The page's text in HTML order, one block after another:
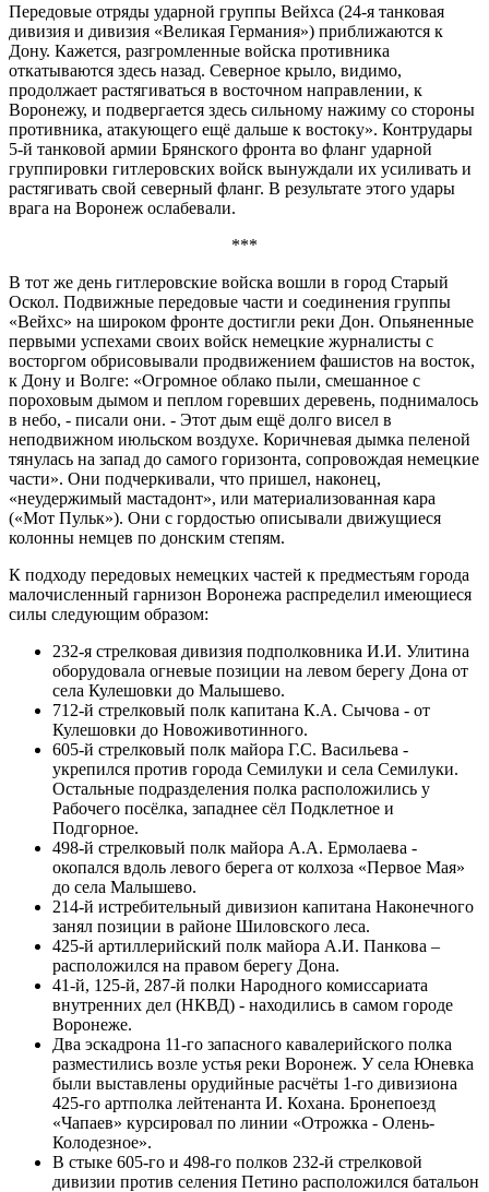
Передовые отряды ударной группы Вейхса (24-я танковая
дивизия и дивизия «Великая Германия») приближаются к
Дону. Кажется, разгромленные войска противника
откатываются здесь назад. Северное крыло, видимо,
продолжает растягиваться в восточном направлении, к
Воронежу, и подвергается здесь сильному нажиму со стороны
противника, атакующего ещё дальше к востоку». Контрудары
5-й танковой армии Брянского фронта во фланг ударной
группировки гитлеровских войск вынуждали их усиливать и
растягивать свой северный фланг. В результате этого удары
врага на Воронеж ослабевали.
***
В тот же день гитлеровские войска вошли в город Старый
Оскол. Подвижные передовые части и соединения группы
«Вейхс» на широком фронте достигли реки Дон. Опьяненные
первыми успехами своих войск немецкие журналисты с
восторгом обрисовывали продвижением фашистов на восток,
к Дону и Волге: «Огромное облако пыли, смешанное с
пороховым дымом и пеплом горевших деревень, поднималось
в небо, - писали они. - Этот дым ещё долго висел в
неподвижном июльском воздухе. Коричневая дымка пеленой
тянулась на запад до самого горизонта, сопровождая немецкие
части». Они подчеркивали, что пришел, наконец,
«неудержимый мастадонт», или материализованная кара
(«Мот Пульк»). Они с гордостью описывали движущиеся
колонны немцев по донским степям.
К подходу передовых немецких частей к предместьям города
малочисленный гарнизон Воронежа распределил имеющиеся
силы следующим образом:
232-я стрелковая дивизия подполковника И.И. Улитина
оборудовала огневые позиции на левом берегу Дона от
села Кулешовки до Малышево.
712-й стрелковый полк капитана К.А. Сычова - от
Кулешовки до Новоживотинного.
605-й стрелковый полк майора Г.С. Васильева -
укрепился против города Семилуки и села Семилуки.
Остальные подразделения полка расположились у
Рабочего посёлка, западнее сёл Подклетное и
Подгорное.
498-й стрелковый полк майора А.А. Ермолаева -
окопался вдоль левого берега от колхоза «Первое Мая»
до села Малышево.
214-й истребительный дивизион капитана Наконечного
занял позиции в районе Шиловского леса.
425-й артиллерийский полк майора А.И. Панкова –
расположился на правом берегу Дона.
41-й, 125-й, 287-й полки Народного комиссариата
внутренних дел (НКВД) - находились в самом городе
Воронеже.
Два эскадрона 11-го запасного кавалерийского полка
разместились возле устья реки Воронеж. У села Юневка
были выставлены орудийные расчёты 1-го дивизиона
425-го артполка лейтенанта И. Кохана. Бронепоезд
«Чапаев» курсировал по линии «Отрожка - Олень-
Колодезное».
В стыке 605-го и 498-го полков 232-й стрелковой
дивизии против селения Петино расположился батальон